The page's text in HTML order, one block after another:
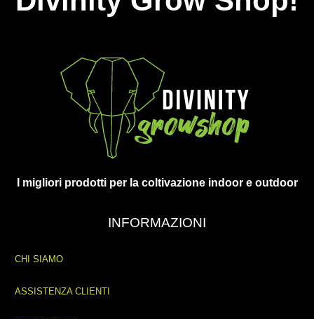
I migliori prodotti per la coltivazione indoor e outdoor
INFORMAZIONI
CHI SIAMO
ASSISTENZA CLIENTI